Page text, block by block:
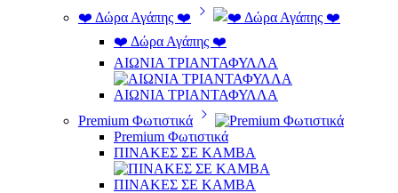
❤️ Δώρα Αγάπης ❤️
❤️ Δώρα Αγάπης ❤️
ΑΙΩΝΙΑ ΤΡΙΑΝΤΑΦΥΛΛΑ
ΑΙΩΝΙΑ ΤΡΙΑΝΤΑΦΥΛΛΑ
Premium Φωτιστικά
Premium Φωτιστικά
ΠΙΝΑΚΕΣ ΣΕ ΚΑΜΒΑ
ΠΙΝΑΚΕΣ ΣΕ ΚΑΜΒΑ